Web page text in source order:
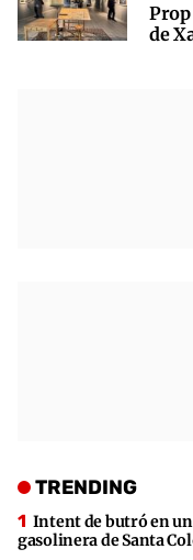
de
TRENDING
Intent de butró en
gasolinera de Santa